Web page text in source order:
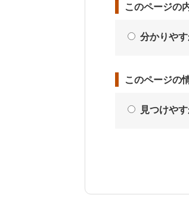
このページの
分かりや
このページの
見つけや